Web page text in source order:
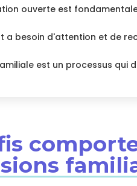
ouverte est
a besoin d'attention et de
est un processus qui